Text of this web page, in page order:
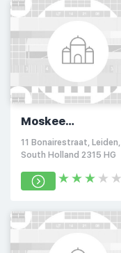
Moskee
Islamitische
Vereniging Leiden
11 Bonairestraat, Leiden,
South Holland 2315 HG